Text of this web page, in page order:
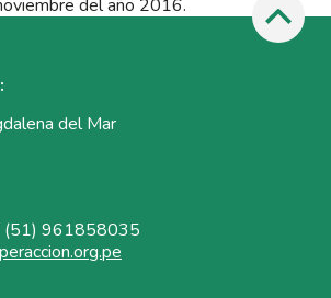
del año 2016.
del Mar
961858035